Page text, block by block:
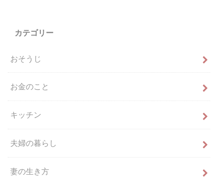
カテゴリー
おそうじ
お金のこと
キッチン
夫婦の暮らし
妻の生き方